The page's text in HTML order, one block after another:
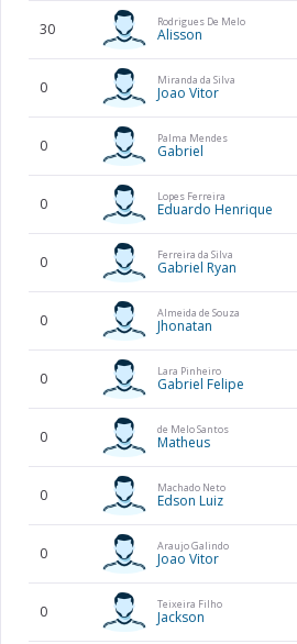
30 Rodrigues De Melo
Alisson
0 Miranda da Silva
Joao Vitor
0 Palma Mendes
Gabriel
0 Lopes Ferreira
Eduardo Henrique
0 Ferreira da Silva
Gabriel Ryan
0 Almeida de Souza
Jhonatan
0 Lara Pinheiro
Gabriel Felipe
0 de Melo Santos
Matheus
0 Machado Neto
Edson Luiz
0 Araujo Galindo
Joao Vitor
0 Teixeira Filho
Jackson